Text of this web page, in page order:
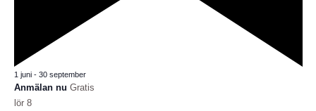
Utvalt
1 juni- 30 september
Anmälan nu Gratis
lör 8